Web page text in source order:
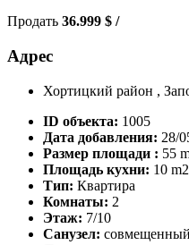
Продать 36.999 $ /
Адрес
Хортицкий район ,
ID объекта: 1005
Дата добавления: 28/
Размер площади : 55
Площадь кухни: 10 m2
Тип: Квартира
Комнаты: 2
Этаж: 7/10
Санузел: совмещенный